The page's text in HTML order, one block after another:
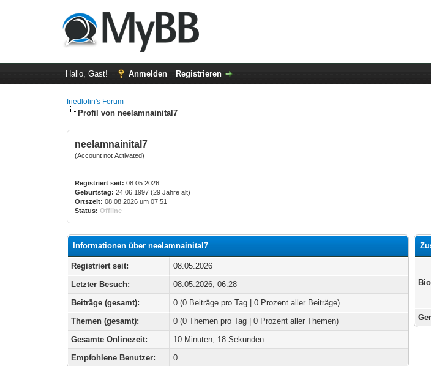
Hallo, Gast! Anmelden Registrieren
friedlolin's Forum
Profil von neelamnainital7
neelamnainital7
(Account not Activated)
Registriert seit: 08.05.2026
Geburtstag: 24.06.1997 (29 Jahre alt)
Ortszeit: 08.08.2026 um 07:51
Status: Offline
Informationen über neelamnainital7
Registriert seit:
08.05.2026
Letzter Besuch:
08.05.2026, 06:28
Beiträge (gesamt):
0 (0 Beiträge pro Tag | 0 Prozent aller Beiträge)
Themen (gesamt):
0 (0 Themen pro Tag | 0 Prozent aller Themen)
Gesamte Onlinezeit:
10 Minuten, 18 Sekunden
Empfohlene Benutzer:
0